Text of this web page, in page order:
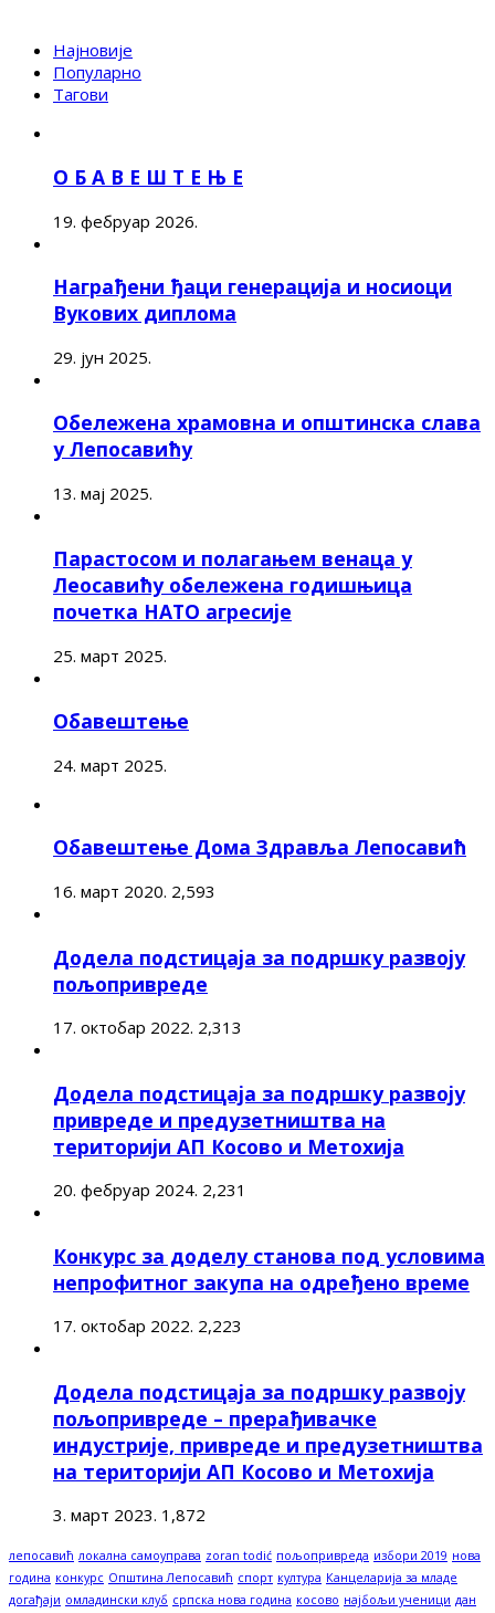
Најновије
Популарно
Тагови
О Б А В Е Ш Т Е Њ Е
19. фебруар 2026.
Награђени ђаци генерација и носиоци
Вукових диплома
29. јун 2025.
Обележена храмовна и општинска слава
у Лепосавићу
13. мај 2025.
Парастосом и полагањем венаца у
Леосавићу обележена годишњица
почетка НАТО агресије
25. март 2025.
Обавештење
24. март 2025.
Обавештење Дома Здравља Лепосавић
16. март 2020. 2,593
Додела подстицаја за подршку развоју
пољопривреде
17. октобар 2022. 2,313
Додела подстицаја за подршку развоју
привреде и предузетништва на
територији АП Косово и Метохија
20. фебруар 2024. 2,231
Конкурс за доделу станова под условима
непрофитног закупа на одређено време
17. октобар 2022. 2,223
Додела подстицаја за подршку развоју
пољопривреде – прерађивачке
индустрије, привреде и предузетништва
на територији АП Косово и Метохија
3. март 2023. 1,872
лепосавић локална самоуправа zoran todić пољопривреда избори 2019 нова
година конкурс Општина Лепосавић спорт култура Канцеларија за младе
догађаји омладински клуб српска нова година косово најбољи ученици дан